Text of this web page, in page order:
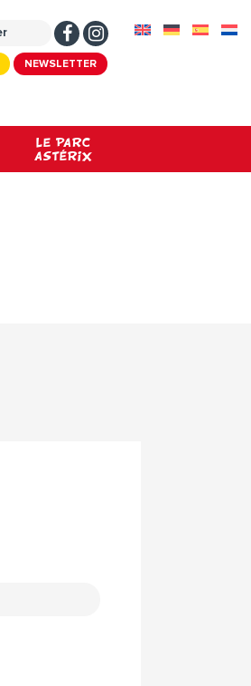
NEWSLETTER
LE PARC
ASTÉRIX